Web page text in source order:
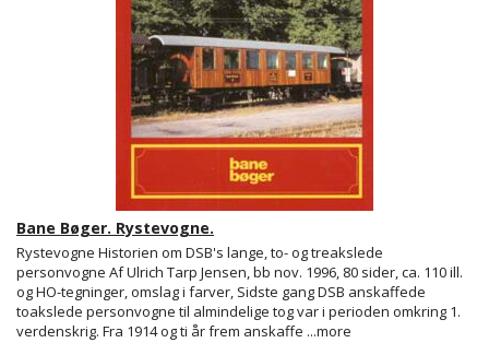
Bane Bøger. Rystevogne.
Rystevogne Historien om DSB's lange, to- og treakslede
personvogne Af Ulrich Tarp Jensen, bb nov. 1996, 80 sider, ca. 110 ill.
og HO-tegninger, omslag i farver, Sidste gang DSB anskaffede
toakslede personvogne til almindelige tog var i perioden omkring 1.
verdenskrig. Fra 1914 og ti år frem anskaffe ...more